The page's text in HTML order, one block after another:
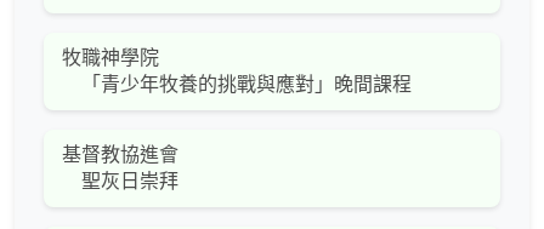
牧職神學院
「青少年牧養的挑戰與應對」晚間課程
基督教協進會
聖灰日崇拜